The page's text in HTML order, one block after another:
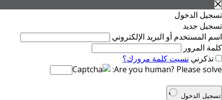
تسجيل الدخول
تسجيل جديد
اسم المستخدم أو البريد الإلكتروني
كلمة المرور
تذكرني نسيت كلمة مرورك؟
Are you human? Please solve:
تسجيل الدخول